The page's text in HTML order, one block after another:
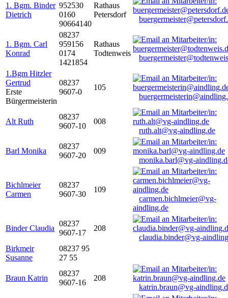
1. Bgm. Binder
Dietrich
952530
0160
90664140
Rathaus
Petersdorf
1. Bgm. Carl
Konrad
08237
959156
0174
1421854
Rathaus
Todtenweis
1.Bgm Hitzler
Gertrud
Erste
Bürgermeisterin
08237
9607-0
105
Alt Ruth
08237
9607-10
008
ruth.alt@vg-aindling.de
Barl Monika
08237
9607-20
009
monika.barl@vg-
Bichlmeier
Carmen
08237
9607-30
109
carmen.bichlmeier@vg-
aindling.de
Binder Claudia
08237
9607-17
208
claudia.binder@vg-
Birkmeir
Susanne
08237 95
27 55
Braun Katrin
08237
9607-16
208
katrin.braun@vg-